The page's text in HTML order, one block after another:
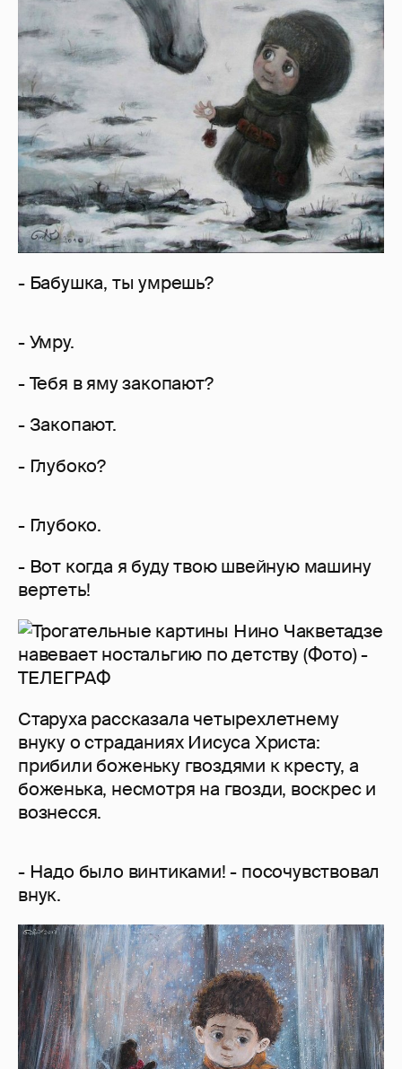
- Бабушка, ты умрешь?
- Умру.
- Тебя в яму закопают?
- Закопают.
- Глубоко?
- Глубоко.
- Вот когда я буду твою швейную машину
вертеть!
Старуха рассказала четырехлетнему
внуку о страданиях Иисуса Христа:
прибили боженьку гвоздями к кресту, а
боженька, несмотря на гвозди, воскрес и
вознесся.
- Надо было винтиками! - посочувствовал
внук.